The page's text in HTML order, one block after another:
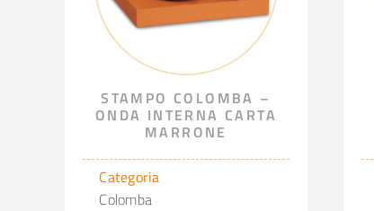
STAMPO COLOMBA –
ONDA INTERNA CARTA
MARRONE
Categoria
Colomba